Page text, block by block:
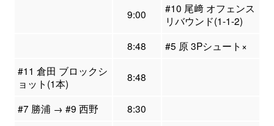
9:00
#10 尾﨑 オフェンス
リバウンド(1-1-2)
8:48
#5 原 3Pシュート×
#11 倉田 ブロックシ
ョット(1本)
8:48
#7 勝浦 → #9 西野 8:30